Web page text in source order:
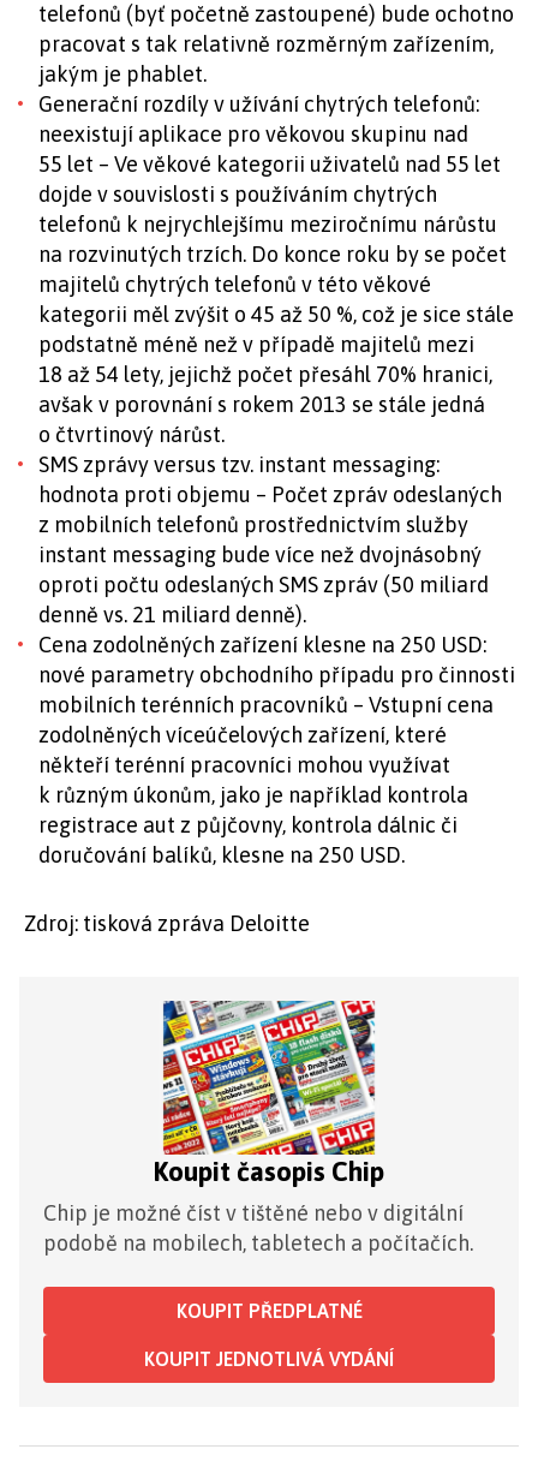
telefonů (byť početně zastoupené) bude ochotno
pracovat s tak relativně rozměrným zařízením,
jakým je phablet.
Generační rozdíly v užívání chytrých telefonů:
neexistují aplikace pro věkovou skupinu nad
55 let – Ve věkové kategorii uživatelů nad 55 let
dojde v souvislosti s používáním chytrých
telefonů k nejrychlejšímu meziročnímu nárůstu
na rozvinutých trzích. Do konce roku by se počet
majitelů chytrých telefonů v této věkové
kategorii měl zvýšit o 45 až 50 %, což je sice stále
podstatně méně než v případě majitelů mezi
18 až 54 lety, jejichž počet přesáhl 70% hranici,
avšak v porovnání s rokem 2013 se stále jedná
o čtvrtinový nárůst.
SMS zprávy versus tzv. instant messaging:
hodnota proti objemu – Počet zpráv odeslaných
z mobilních telefonů prostřednictvím služby
instant messaging bude více než dvojnásobný
oproti počtu odeslaných SMS zpráv (50 miliard
denně vs. 21 miliard denně).
Cena zodolněných zařízení klesne na 250 USD:
nové parametry obchodního případu pro činnosti
mobilních terénních pracovníků – Vstupní cena
zodolněných víceúčelových zařízení, které
někteří terénní pracovníci mohou využívat
k různým úkonům, jako je například kontrola
registrace aut z půjčovny, kontrola dálnic či
doručování balíků, klesne na 250 USD.
Zdroj: tisková zpráva Deloitte
Koupit časopis Chip
Chip je možné číst v tištěné nebo v digitální
podobě na mobilech, tabletech a počítačích.
KOUPIT PŘEDPLATNÉ
KOUPIT JEDNOTLIVÁ VYDÁNÍ